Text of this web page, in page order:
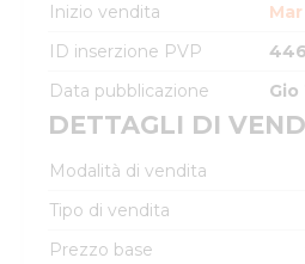
Inizio vendita
ID inserzione PVP
Data pubblicazione
Gio
DETTAGLI DI
Modalità di vendita
Tipo di vendita
Prezzo base